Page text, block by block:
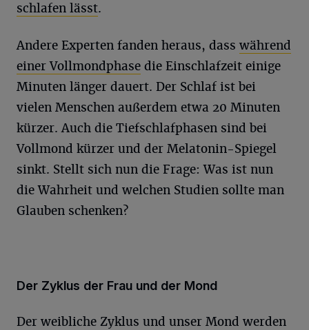
schlafen lässt.
Andere Experten fanden heraus, dass während
einer Vollmondphase die Einschlafzeit einige
Minuten länger dauert. Der Schlaf ist bei
vielen Menschen außerdem etwa 20 Minuten
kürzer. Auch die Tiefschlafphasen sind bei
Vollmond kürzer und der Melatonin-Spiegel
sinkt. Stellt sich nun die Frage: Was ist nun
die Wahrheit und welchen Studien sollte man
Glauben schenken?
Der Zyklus der Frau und der Mond
Der weibliche Zyklus und unser Mond werden